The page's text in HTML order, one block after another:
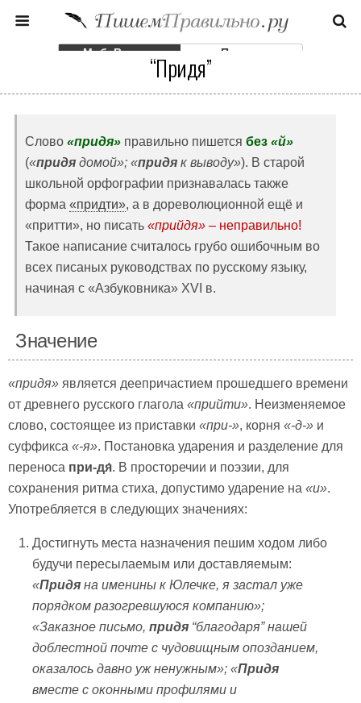
Моб. Версия Полная
“Придя”
Слово «придя» правильно пишется без «й»
(«придя домой»; «придя к выводу»). В старой
школьной орфографии признавалась также
форма «придти», а в дореволюционной ещё и
«притти», но писать «прийдя» – неправильно!
Такое написание считалось грубо ошибочным во
всех писаных руководствах по русскому языку,
начиная с «Азбуковника» XVI в.
Значение
«придя» является деепричастием прошедшего времени
от древнего русского глагола «прийти». Неизменяемое
слово, состоящее из приставки «при-», корня «-д-» и
суффикса «-я». Постановка ударения и разделение для
переноса при-дя́. В просторечии и поэзии, для
сохранения ритма стиха, допустимо ударение на «и».
Употребляется в следующих значениях:
Достигнуть места назначения пешим ходом либо
будучи пересылаемым или доставляемым:
«Придя на именины к Юлечке, я застал уже
порядком разогревшуюся компанию»;
«Заказное письмо, придя “благодаря” нашей
доблестной почте с чудовищным опозданием,
оказалось давно уж ненужным»; «Придя
вместе с оконными профилями и